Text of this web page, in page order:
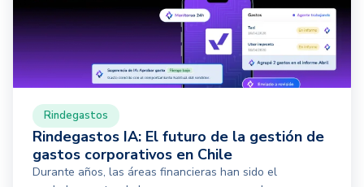
Rindegastos
Rindegastos IA: El futuro de la gestión de
gastos corporativos en Chile
Durante años, las áreas financieras han sido el